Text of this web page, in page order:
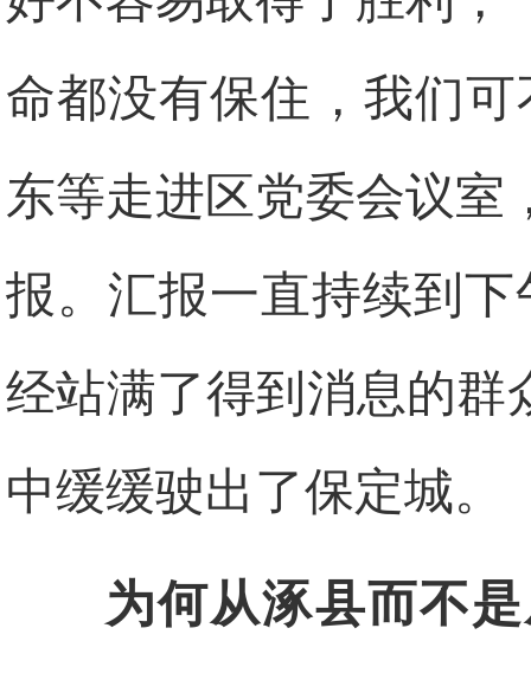
命都没有保住，我们
东等走进区党委会议室
报。汇报一直持续到
经站满了得到消息的群
中缓缓驶出了保定城。
为何从涿县而不